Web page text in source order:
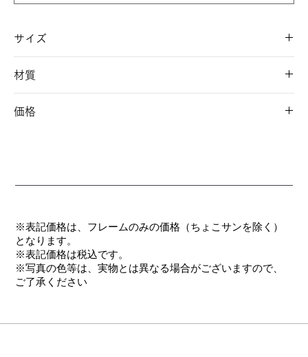
サイズ
材質
テンプル/弾性チタン合金(βチタン)
価格
※表記価格は、フレームのみの価格（ちょこサンを除く）
となります。
​※表記価格は税込です。
※写真の色等は、実物とは異なる場合がございますので、
ご了承ください